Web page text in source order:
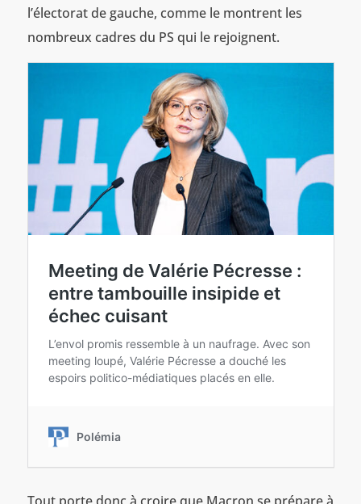
l’électorat de gauche, comme le montrent les
nombreux cadres du PS qui le rejoignent.
Tout porte donc à croire que Macron se prépare à